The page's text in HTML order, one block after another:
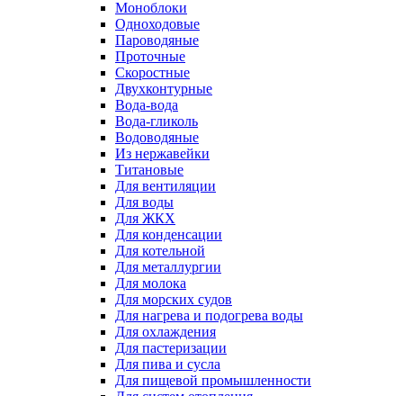
Моноблоки
Одноходовые
Пароводяные
Проточные
Скоростные
Двухконтурные
Вода-вода
Вода-гликоль
Водоводяные
Из нержавейки
Титановые
Для вентиляции
Для воды
Для ЖКХ
Для конденсации
Для котельной
Для металлургии
Для молока
Для морских судов
Для нагрева и подогрева воды
Для охлаждения
Для пастеризации
Для пива и сусла
Для пищевой промышленности